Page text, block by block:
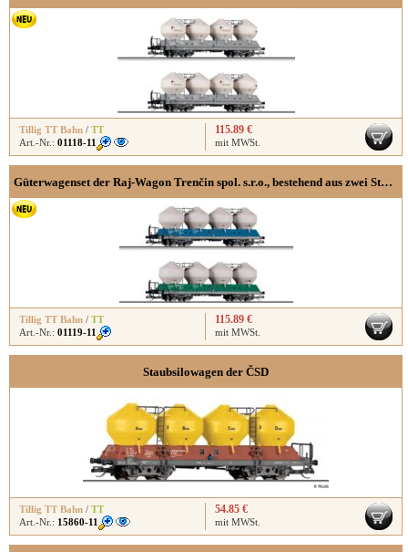
Tillig TT Bahn / TT
Art.-Nr.: 01118-11
115.89 €
mit MWSt.
Güterwagenset der Raj-Wagon Trenčin spol. s.r.o., bestehend aus zwei Staubsilowagen Uacs 451.1, Ep. VI
Tillig TT Bahn / TT
Art.-Nr.: 01119-11
115.89 €
mit MWSt.
Staubsilowagen der ČSD
Tillig TT Bahn / TT
Art.-Nr.: 15860-11
54.85 €
mit MWSt.